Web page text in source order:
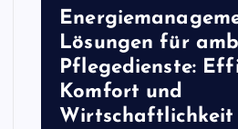
Lösungen für
Pflegedienste:
Komfort und
Wirtschaftlichkeit